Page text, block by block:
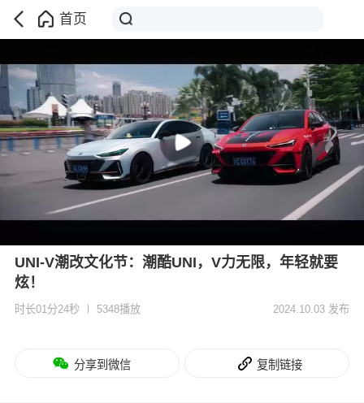
首页
UNI-V潮改文化节：潮酷UNI，V力无限，年轻就要
炫！
时长01分24秒 5348播放 2024.10.03 发布
分享到微信 复制链接